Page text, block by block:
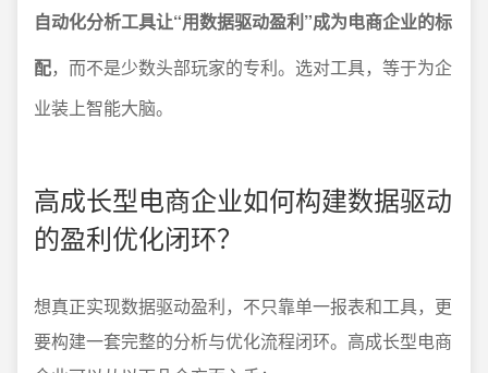
自动化分析工具让“用数据驱动盈利”成为电商企业的标
配，而不是少数头部玩家的专利。选对工具，等于为企
业装上智能大脑。
高成长型电商企业如何构建数据驱动
的盈利优化闭环？
想真正实现数据驱动盈利，不只靠单一报表和工具，更
要构建一套完整的分析与优化流程闭环。高成长型电商